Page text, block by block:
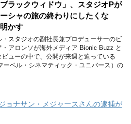
ラックウィドウ」、スタジオPが
ーシャの旅の終わりにしたくな
かす
・スタジオの副社長兼プロデューサーのビ
・アロンソが海外メディア Bionic Buzz と
ビューの中で、公開が来週と迫っている
ーベル・シネマティック・ユニバース）の
ョナサン・メジャースさんの逮捕が